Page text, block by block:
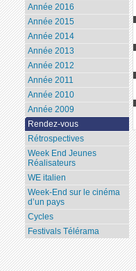
Année 2016
Année 2015
Année 2014
Année 2013
Année 2012
Année 2011
Année 2010
Année 2009
Rendez-vous
Rétrospectives
Week End Jeunes
Réalisateurs
WE italien
Week-End sur le cinéma
d’un pays
Cycles
Festivals Télérama